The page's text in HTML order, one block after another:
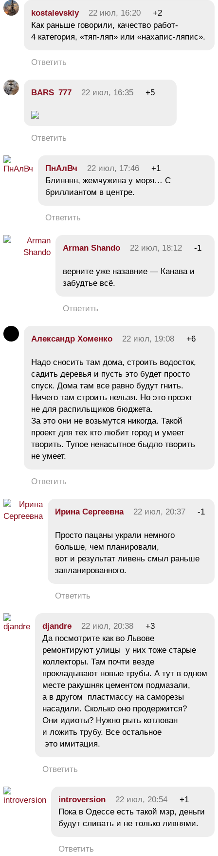
kostalevskiy 22 июл, 16:20
+2
Как раньше говорили, качество работ-
4 категория, «тяп-ляп» или «нахапис-ляпис».
Ответить
BARS_777 22 июл, 16:35 +5
Ответить
ПнАлВч 22 июл, 17:46
+1
Блинннн, жемчужина у моря… С
бриллиантом в центре.
Ответить
Arman Shando 22 июл, 18:12 -1
верните уже назавние — Канава и
забудтье всё.
Ответить
Александр Хоменко 22 июл, 19:08 +6
Надо сносить там дома, строить водосток,
садить деревья и пусть это будет просто
спуск. Дома там все равно будут гнить.
Ничего там строить нельзя. Но это проэкт
не для распильщиков бюджета.
За это они не возьмутся никогда. Такой
проект для тех кто любит город и умеет
творить. Тупое ненасытное быдло творить
не умеет.
Ответить
Ирина Сергеевна 22 июл, 20:37 -1
Просто пацаны украли немного
больше, чем планировали,
вот и результат ливень смыл раньше
запланированного.
Ответить
djandre 22 июл, 20:38
+3
Да посмотрите как во Львове
ремонтируют улицы у них тоже старые
коллекторы. Там почти везде
прокладывают новые трубы. А тут в одном
месте ракушняк цементом подмазали,
а в другом пластмассу на саморезы
насадили. Сколько оно продержится?
Они идиоты? Нужно рыть котлован
и ложить трубу. Все остальное
это имитация.
Ответить
introversion 22 июл, 20:54
+1
Пока в Одессе есть такой мэр, деньги
будут сливать и не только ливнями.
Ответить